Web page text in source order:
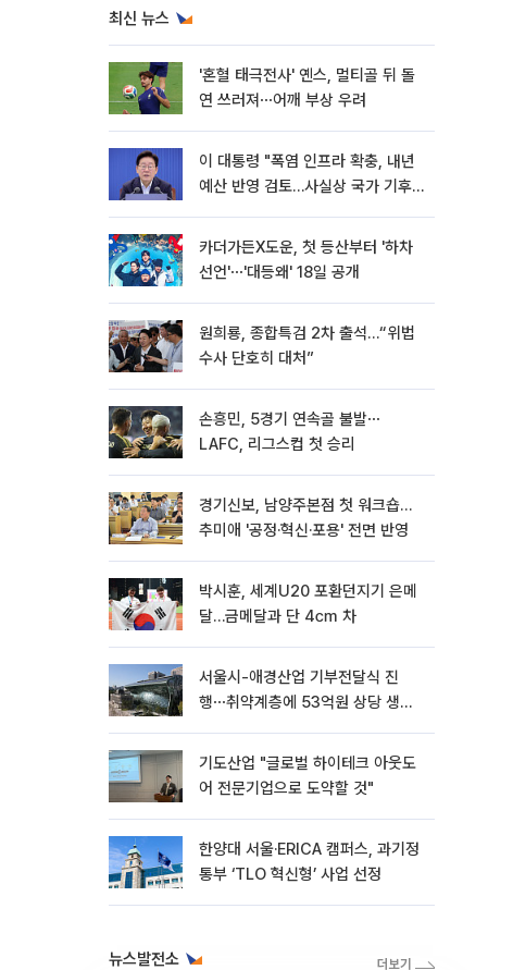
최신 뉴스
'혼혈 태극전사' 옌스, 멀티골 뒤 돌
연 쓰러져⋯어깨 부상 우려
이 대통령 "폭염 인프라 확충, 내년
예산 반영 검토…사실상 국가 기후
카더가든X도운, 첫 등산부터 '하차
선언'⋯'대등왜' 18일 공개
원희룡, 종합특검 2차 출석…“위법
수사 단호히 대처”
손흥민, 5경기 연속골 불발⋯
LAFC, 리그스컵 첫 승리
경기신보, 남양주본점 첫 워크숍…
추미애 '공정·혁신·포용' 전면 반영
박시훈, 세계U20 포환던지기 은메
달…금메달과 단 4㎝ 차
서울시-애경산업 기부전달식 진
행⋯취약계층에 53억원 상당 생활
기도산업 "글로벌 하이테크 아웃도
어 전문기업으로 도약할 것"
한양대 서울·ERICA 캠퍼스, 과기정
통부 ‘TLO 혁신형’ 사업 선정
뉴스발전소